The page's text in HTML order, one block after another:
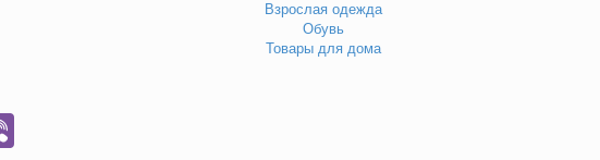
Взрослая одежда
Обувь
Товары для дома